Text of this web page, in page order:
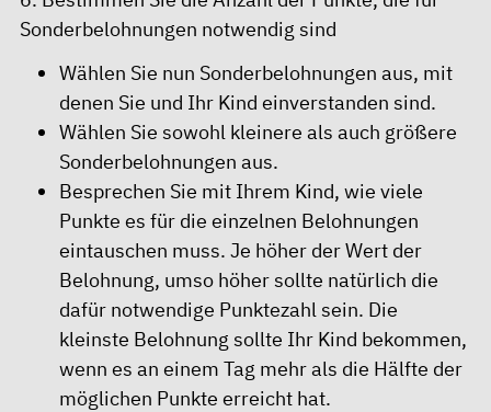
Sonderbelohnungen notwendig sind
Wählen Sie nun Sonderbelohnungen aus, mit
denen Sie und Ihr Kind einverstanden sind.
Wählen Sie sowohl kleinere als auch größere
Sonderbelohnungen aus.
Besprechen Sie mit Ihrem Kind, wie viele
Punkte es für die einzelnen Belohnungen
eintauschen muss. Je höher der Wert der
Belohnung, umso höher sollte natürlich die
dafür notwendige Punktezahl sein. Die
kleinste Belohnung sollte Ihr Kind bekommen,
wenn es an einem Tag mehr als die Hälfte der
möglichen Punkte erreicht hat.